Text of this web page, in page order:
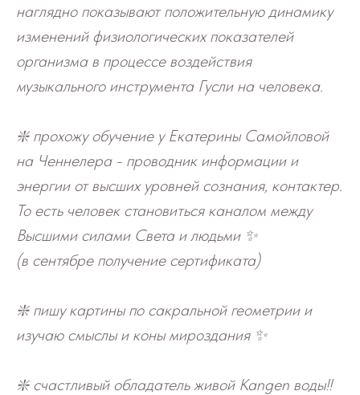
наглядно показывают положительную динамику
изменений физиологических показателей
организма в процессе воздействия
музыкального инструмента Гусли на человека.
❇️ прохожу обучение у Екатерины Самойловой
на Ченнелера - проводник информации и
энергии от высших уровней сознания, контактер.
То есть человек становиться каналом между
Высшими силами Света и людьми ✨
(в сентябре получение сертификата)
❇️ пишу картины по сакральной геометрии и
изучаю смыслы и коны мироздания ✨
❇️ счастливый обладатель живой Kangen воды!!